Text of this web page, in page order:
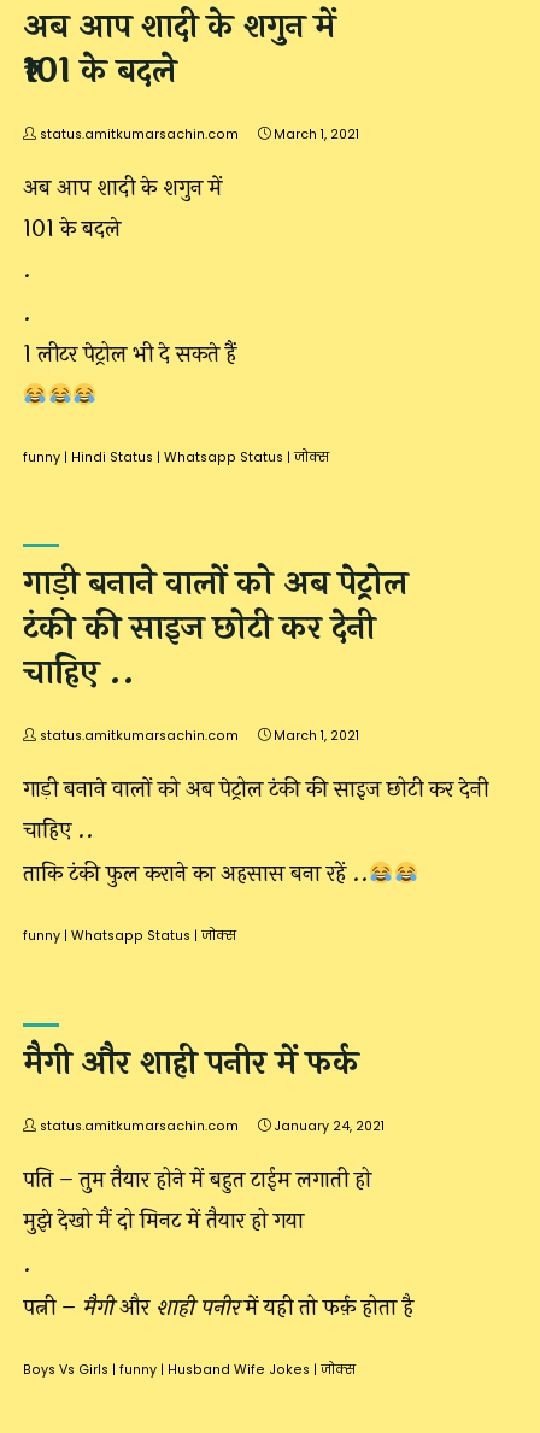
अब आप शादी के शगुन में
₹101 के बदले
status.amitkumarsachin.com March 1, 2021
अब आप शादी के शगुन में
₹101 के बदले
.
.
1 लीटर पेट्रोल भी दे सकते हैं
funny | Hindi Status | Whatsapp Status | जोक्स
गाड़ी बनाने वालों को अब पेट्रोल
टंकी की साइज छोटी कर देनी
चाहिए ..
status.amitkumarsachin.com March 1, 2021
गाड़ी बनाने वालों को अब पेट्रोल टंकी की साइज छोटी कर देनी
चाहिए ..
ताकि टंकी फुल कराने का अहसास बना रहें ..
funny | Whatsapp Status | जोक्स
मैगी और शाही पनीर में फर्क
status.amitkumarsachin.com January 24, 2021
पति – तुम तैयार होने में बहुत टाईम लगाती हो
मुझे देखो मैं दो मिनट में तैयार हो गया
.
पत्नी – मैगीऔर शाही पनीरमें यही तो फर्क़ होता है
Boys Vs Girls | funny | Husband Wife Jokes | जोक्स